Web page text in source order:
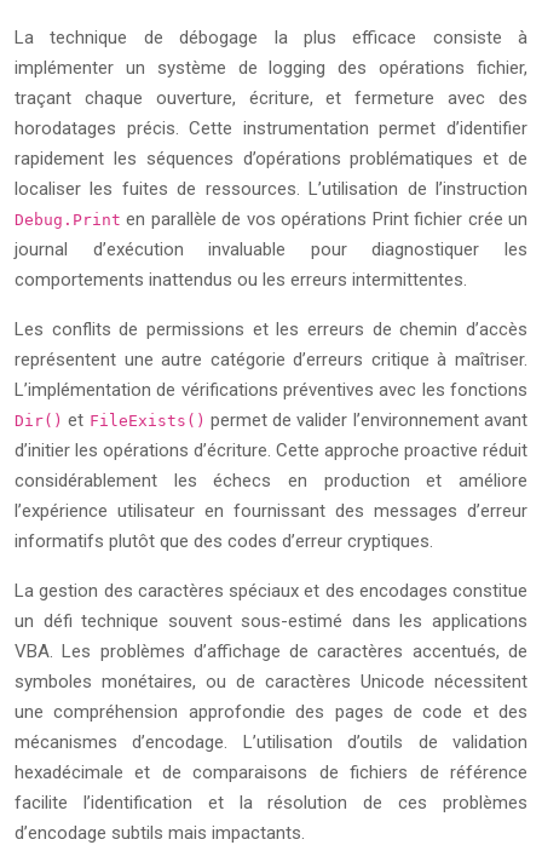
La technique de débogage la plus efficace consiste à
implémenter un système de logging des opérations fichier,
traçant chaque ouverture, écriture, et fermeture avec des
horodatages précis. Cette instrumentation permet d’identifier
rapidement les séquences d’opérations problématiques et de
localiser les fuites de ressources. L’utilisation de l’instruction
Debug.Print en parallèle de vos opérations Print fichier crée un
journal d’exécution invaluable pour diagnostiquer les
comportements inattendus ou les erreurs intermittentes.
Les conflits de permissions et les erreurs de chemin d’accès
représentent une autre catégorie d’erreurs critique à maîtriser.
L’implémentation de vérifications préventives avec les fonctions
Dir() et FileExists() permet de valider l’environnement avant
d’initier les opérations d’écriture. Cette approche proactive réduit
considérablement les échecs en production et améliore
l’expérience utilisateur en fournissant des messages d’erreur
informatifs plutôt que des codes d’erreur cryptiques.
La gestion des caractères spéciaux et des encodages constitue
un défi technique souvent sous-estimé dans les applications
VBA. Les problèmes d’affichage de caractères accentués, de
symboles monétaires, ou de caractères Unicode nécessitent
une compréhension approfondie des pages de code et des
mécanismes d’encodage. L’utilisation d’outils de validation
hexadécimale et de comparaisons de fichiers de référence
facilite l’identification et la résolution de ces problèmes
d’encodage subtils mais impactants.